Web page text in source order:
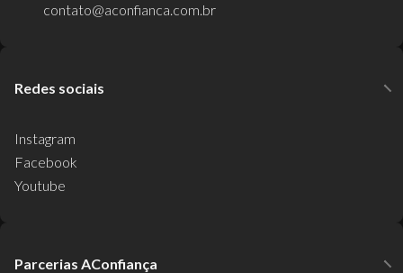
contato@aconfianca.com.br
Redes sociais
Instagram
Facebook
Youtube
Parcerias AConfiança